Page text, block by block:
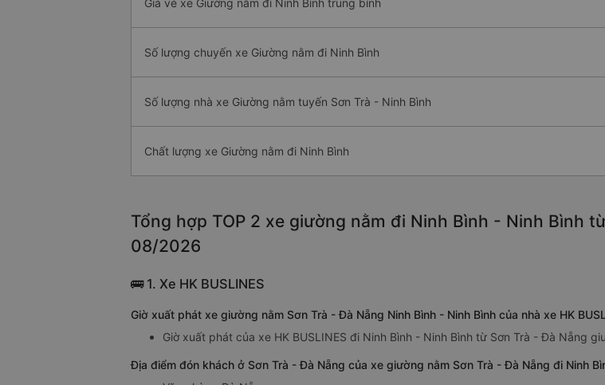
Giá vé xe Giường nằm đi Ninh Bình trung bình
Số lượng chuyến xe Giường nằm đi Ninh Bình
Số lượng nhà xe Giường nằm tuyến Sơn Trà - Ninh Bình
Chất lượng xe Giường nằm đi Ninh Bình
Tổng hợp TOP 2 xe giường nằm đi Ninh Bình - Ninh Bình
08/2026
🚌 1. Xe HK BUSLINES
Giờ xuất phát xe giường nằm Sơn Trà - Đà Nẵng Ninh Bình - Ninh Bình của nhà xe HK
Giờ xuất phát của xe HK BUSLINES đi Ninh Bình - Ninh Bình từ Sơn Trà - Đà Nẵng
Địa điểm đón khách ở Sơn Trà - Đà Nẵng của xe giường nằm Sơn Trà - Đà Nẵng đi Ninh